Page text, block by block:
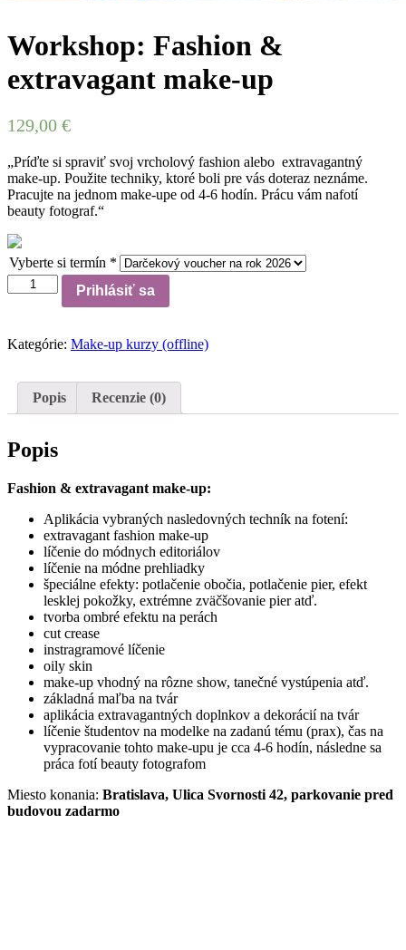
Workshop: Fashion &
extravagant make-up
129,00 €
„Príďte si spraviť svoj vrcholový fashion alebo extravagantný
make-up. Použite techniky, ktoré boli pre vás doteraz neznáme.
Pracujte na jednom make-upe od 4-6 hodín. Prácu vám nafotí
beauty fotograf.“
Vyberte si termín *
Množstvo
Prihlásiť sa
Kategórie: Make-up kurzy (offline)
Popis Recenzie (0)
Popis
Fashion & extravagant make-up:
Aplikácia vybraných nasledovných techník na fotení:
extravagant fashion make-up
líčenie do módnych editoriálov
líčenie na módne prehliadky
špeciálne efekty: potlačenie obočia, potlačenie pier, efekt
lesklej pokožky, extrémne zväčšovanie pier atď.
tvorba ombré efektu na perách
cut crease
instragramové líčenie
oily skin
make-up vhodný na rôzne show, tanečné vystúpenia atď.
základná maľba na tvár
aplikácia extravagantných doplnkov a dekorácií na tvár
líčenie študentov na modelke na zadanú tému (prax), čas na
vypracovanie tohto make-upu je cca 4-6 hodín, následne sa
práca fotí beauty fotografom
Miesto konania: Bratislava, Ulica Svornosti 42, parkovanie pred
budovou zadarmo